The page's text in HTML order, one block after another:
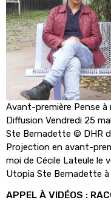
Avant-première Pense à
Diffusion Vendredi 25
Ste Bernadette © DHR
Projection en avant-
moi de Cécile Lateule le
Utopia Ste Bernadette à
APPEL À VIDÉOS :